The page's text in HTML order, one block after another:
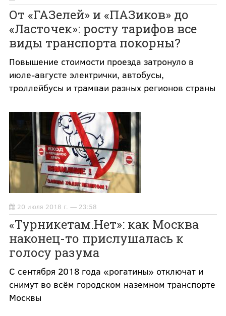
От «ГАЗелей» и «ПАЗиков» до
«Ласточек»: росту тарифов все
виды транспорта покорны?
Повышение стоимости проезда затронуло в
июле-августе электрички, автобусы,
троллейбусы и трамваи разных регионов страны
20 июля 2018 г. — 23:58
«Турникетам.Нет»: как Москва
наконец-то прислушалась к
голосу разума
С сентября 2018 года «рогатины» отключат и
снимут во всём городском наземном транспорте
Москвы